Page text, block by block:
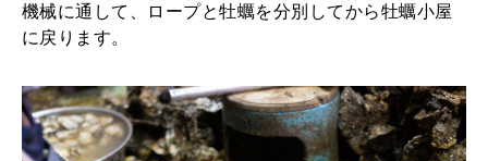
機械に通して、ロープと牡蠣を分別してから牡蠣小屋
に戻ります。